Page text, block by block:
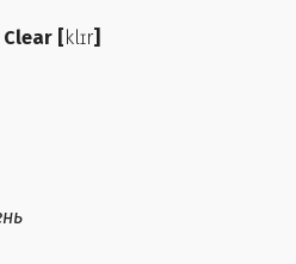
Clear [klɪr]